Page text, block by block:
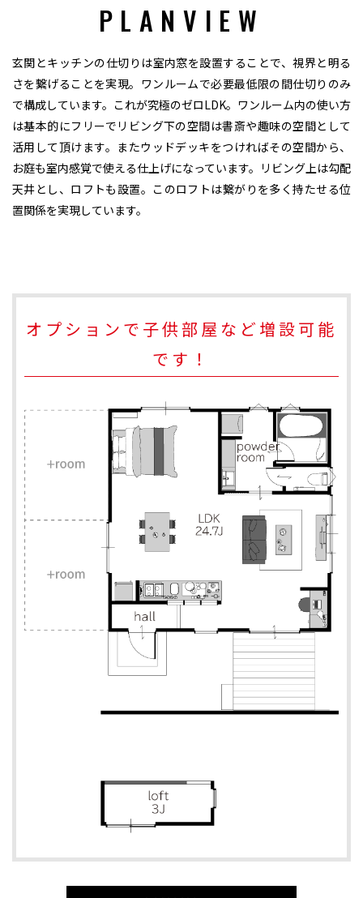
PLANVIEW
玄関とキッチンの仕切りは室内窓を設置することで、視界と明る
さを繋げることを実現。ワンルームで必要最低限の間仕切りのみ
で構成しています。これが究極のゼロLDK。ワンルーム内の使い方
は基本的にフリーでリビング下の空間は書斎や趣味の空間として
活用して頂けます。またウッドデッキをつければその空間から、
お庭も室内感覚で使える仕上げになっています。リビング上は勾配
天井とし、ロフトも設置。このロフトは繋がりを多く持たせる位
置関係を実現しています。
オプションで子供部屋など増設可能
です！